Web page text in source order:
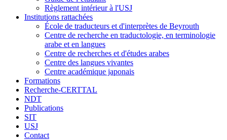
Règlement intérieur à l'USJ
Institutions rattachées
École de traducteurs et d'interprètes de Beyrouth
Centre de recherche en traductologie, en terminologie
arabe et en langues
Centre de recherches et d'études arabes
Centre des langues vivantes
Centre académique japonais
Formations
Recherche-CERTTAL
NDT
Publications
SIT
USJ
Contact